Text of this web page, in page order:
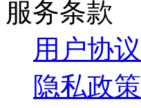
服务条款
用户协议
隐私政策